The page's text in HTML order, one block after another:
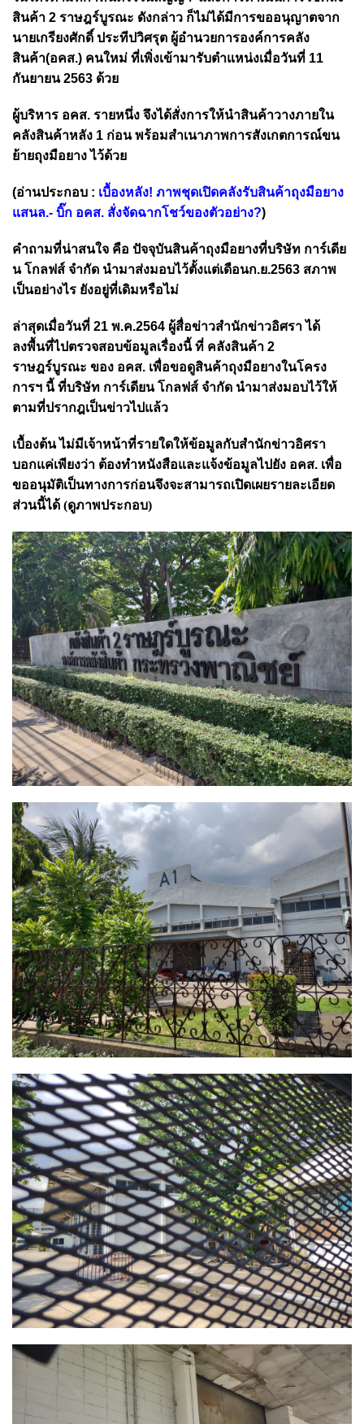
สินค้า 2 ราษฎร์บูรณะ ดังกล่าว ก็ไม่ได้มีการขออนุญาตจาก
นายเกรียงศักดิ์ ประทีปวิศรุต ผู้อำนวยการองค์การคลัง
สินค้า(อคส.) คนใหม่ ที่เพิ่งเข้ามารับตำแหน่งเมื่อวันที่ 11
กันยายน 2563 ด้วย
ผู้บริหาร อคส. รายหนึ่ง จึงได้สั่งการให้นำสินค้าวางภายใน
คลังสินค้าหลัง 1 ก่อน พร้อมสำเนาภาพการสังเกตการณ์ขน
ย้ายถุงมือยาง ไว้ด้วย
(อ่านประกอบ : เบื้องหลัง! ภาพชุดเปิดคลังรับสินค้าถุงมือยาง
แสนล.- บิ๊ก อคส. สั่งจัดฉากโชว์ของตัวอย่าง?)
คำถามที่น่าสนใจ คือ ปัจจุบันสินค้าถุงมือยางที่บริษัท การ์เดีย
น โกลฟส์ จำกัด นำมาส่งมอบไว้ตั้งแต่เดือนก.ย.2563 สภาพ
เป็นอย่างไร ยังอยู่ที่เดิมหรือไม่
ล่าสุดเมื่อวันที่ 21 พ.ค.2564 ผู้สื่อข่าวสำนักข่าวอิศรา ได้
ลงพื้นที่ไปตรวจสอบข้อมูลเรื่องนี้ ที่ คลังสินค้า 2
ราษฎร์บูรณะ ของ อคส. เพื่อขอดูสินค้าถุงมือยางในโครง
การฯ นี้ ที่บริษัท การ์เดียน โกลฟส์ จำกัด นำมาส่งมอบไว้ให้
ตามที่ปรากฎเป็นข่าวไปแล้ว
เบื้องต้น ไม่มีเจ้าหน้าที่รายใดให้ข้อมูลกับสำนักข่าวอิศรา
บอกแค่เพียงว่า ต้องทำหนังสือและแจ้งข้อมูลไปยัง อคส. เพื่อ
ขออนุมัติเป็นทางการก่อนจึงจะสามารถเปิดเผยรายละเอียด
ส่วนนี้ได้ (ดูภาพประกอบ)